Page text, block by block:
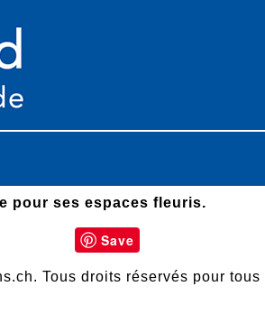
pour ses espaces fleuris.
Save
Tous droits réservés pour tous